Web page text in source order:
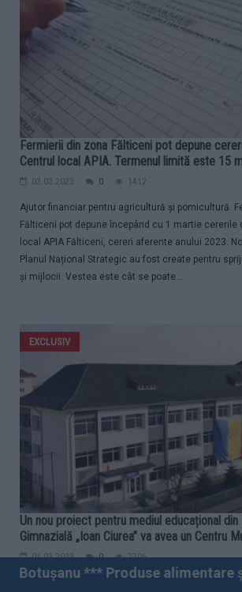
alimentare și nealimentare ***
Fermierii din zona Fălticeni pot depune
Centrul local APIA. Termenul limită este 15
03.03.2023 0 1412
Ajutor financiar pentru agricultură și pomicultură.
Fălticeni pot depune începând cu 1 martie cererile
local APIA Fălticeni, cereri aferente anului 2023.
Planul Național Strategic au fost create pentru
și mijlocii. Vestea este cât se poate...
EXCLUSIV
Un nou proiect pentru mediul educațional
Gimnazială „Ioan Ciurea” va avea un Centru
01.03.2023 0 2706
Investițiile pentru educație au prioritate. Un nou